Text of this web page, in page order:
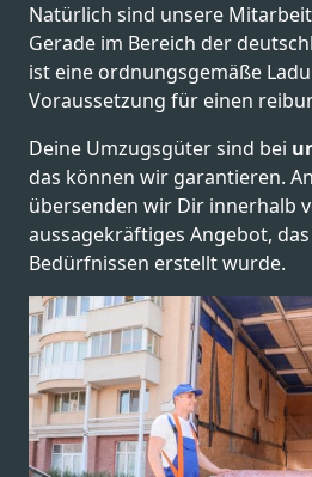
Natürlich sind unsere
Gerade im Bereich der
ist eine ordnungsgemäße
Voraussetzung für einen
Deine Umzugsgüter sind bei
das können wir garantieren.
übersenden wir Dir innerhalb
aussagekräftiges Angebot,
Bedürfnissen erstellt wurde.